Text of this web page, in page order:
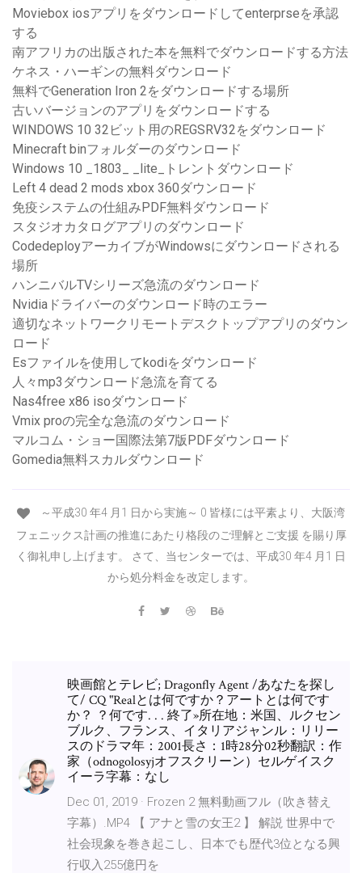
Moviebox iosアプリをダウンロードしてenterprseを承認
する
南アフリカの出版された本を無料でダウンロードする方法
ケネス・ハーギンの無料ダウンロード
無料でGeneration Iron 2をダウンロードする場所
古いバージョンのアプリをダウンロードする
WINDOWS 10 32ビット用のREGSRV32をダウンロード
Minecraft binフォルダーのダウンロード
Windows 10 _1803_ _lite_トレントダウンロード
Left 4 dead 2 mods xbox 360ダウンロード
免疫システムの仕組みPDF無料ダウンロード
スタジオカタログアプリのダウンロード
CodedeployアーカイブがWindowsにダウンロードされる
場所
ハンニバルTVシリーズ急流のダウンロード
Nvidiaドライバーのダウンロード時のエラー
適切なネットワークリモートデスクトップアプリのダウン
ロード
Esファイルを使用してkodiをダウンロード
人々mp3ダウンロード急流を育てる
Nas4free x86 isoダウンロード
Vmix proの完全な急流のダウンロード
マルコム・ショー国際法第7版PDFダウンロード
Gomedia無料スカルダウンロード
～平成30 年4 月1 日から実施～ 0 皆様には平素より、大阪湾
フェニックス計画の推進にあたり格段のご理解とご支援 を賜り厚
く御礼申し上げます。 さて、当センターでは、平成30 年4 月1 日
から処分料金を改定します。
映画館とテレビ; Dragonfly Agent /あなたを探し
て/ CQ "Realとは何ですか？アートとは何です
か？ ？何です. . . 終了»所在地：米国、ルクセン
ブルク、フランス、イタリアジャンル：リリー
スのドラマ年：2001長さ：1時28分02秒翻訳：作
家（odnogolosyjオフスクリーン）セルゲイスク
イーラ字幕：なし
Dec 01, 2019 · Frozen 2 無料動画フル（吹き替え
字幕）.MP4 【 アナと雪の女王2 】 解説 世界中で
社会現象を巻き起こし、日本でも歴代3位となる興
行収入255億円を